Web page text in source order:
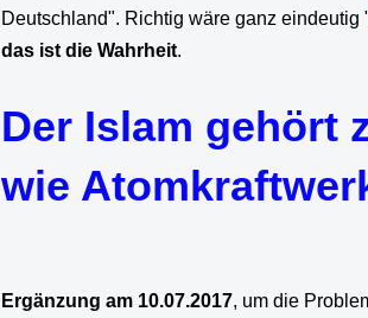
Deutschland". Richtig wäre ganz eindeutig
das ist die Wahrheit.
Der Islam gehört
wie
Ulrich H. Rose
Ergänzung am 10.07.2017, um die